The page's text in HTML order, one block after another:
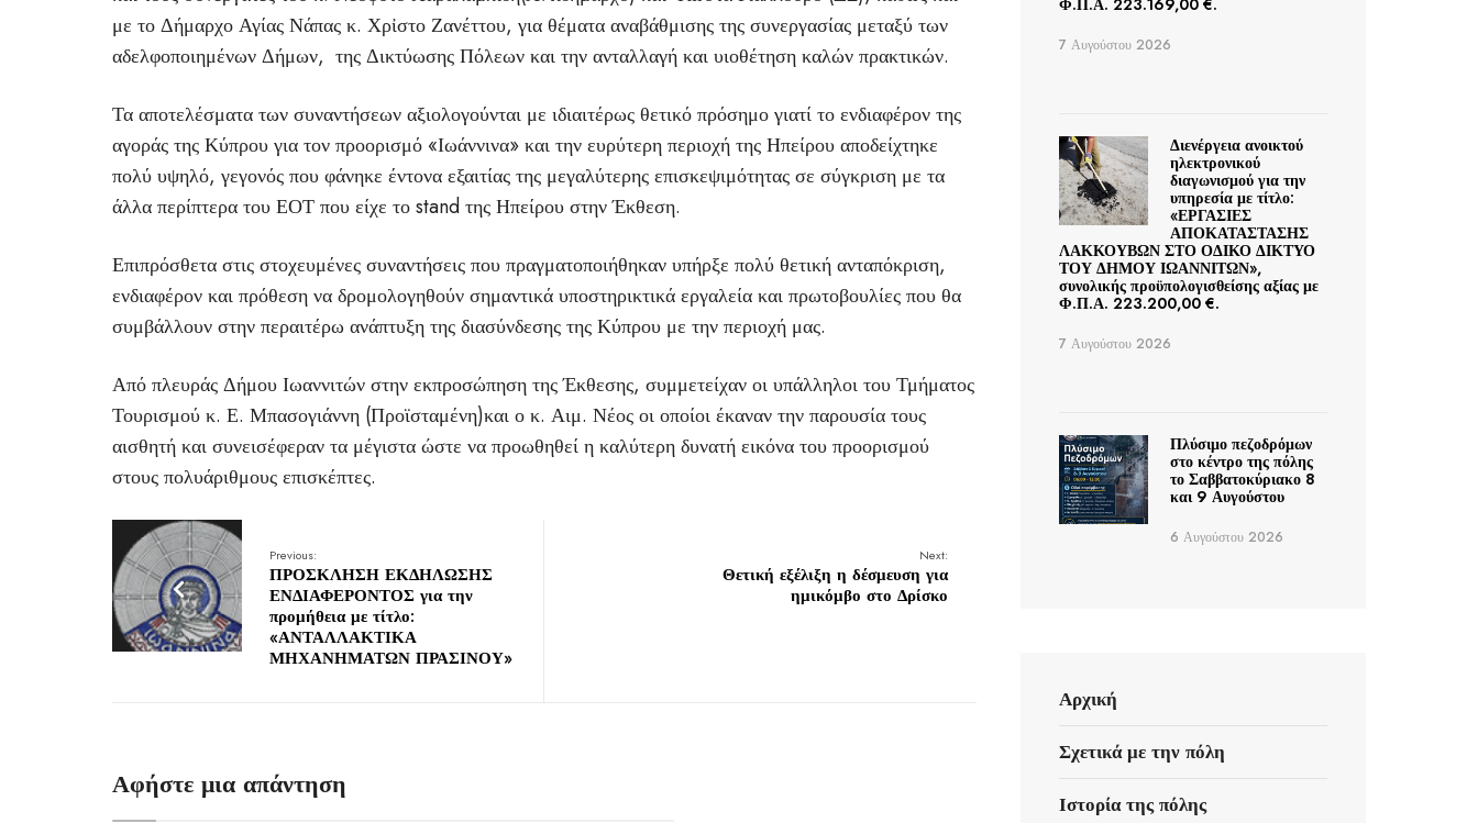
με το Δήμαρχο Αγίας Νάπας κ. Χρἰστο Ζανέττου, για θέματα αναβάθμισης της συνεργασίας μεταξύ των
αδελφοποιημένων Δήμων, της Δικτύωσης Πόλεων και την ανταλλαγή και υιοθέτηση καλών πρακτικών.
Τα αποτελέσματα των συναντήσεων αξιολογούνται με ιδιαιτέρως θετικό πρόσημο γιατί το ενδιαφέρον της
αγοράς της Κύπρου για τον προορισμό «Ιωάννινα» και την ευρύτερη περιοχή της Ηπείρου αποδείχτηκε
πολύ υψηλό, γεγονός που φάνηκε έντονα εξαιτίας της μεγαλύτερης επισκεψιμότητας σε σύγκριση με τα
άλλα περίπτερα του ΕΟΤ που είχε το stand της Ηπείρου στην Έκθεση.
Επιπρόσθετα στις στοχευμένες συναντήσεις που πραγματοποιήθηκαν υπήρξε πολύ θετική ανταπόκριση,
ενδιαφέρον και πρόθεση να δρομολογηθούν σημαντικά υποστηρικτικά εργαλεία και πρωτοβουλίες που θα
συμβάλλουν στην περαιτέρω ανάπτυξη της διασύνδεσης της Κύπρου με την περιοχή μας.
Από πλευράς Δήμου Ιωαννιτών στην εκπροσώπηση της Έκθεσης, συμμετείχαν οι υπάλληλοι του Τμήματος
Τουρισμού κ. Ε. Μπασογιάννη (Προϊσταμένη)και ο κ. Αιμ. Νέος οι οποίοι έκαναν την παρουσία τους
αισθητή και συνεισέφεραν τα μέγιστα ώστε να προωθηθεί η καλύτερη δυνατή εικόνα του προορισμού
στους πολυάριθμους επισκέπτες.
Previous:
ΠΡΟΣΚΛΗΣΗ ΕΚΔΗΛΩΣΗΣ
ΕΝΔΙΑΦΕΡΟΝΤΟΣ για την
προμήθεια με τίτλο:
«ΑΝΤΑΛΛΑΚΤΙΚΑ
ΜΗΧΑΝΗΜΑΤΩΝ ΠΡΑΣΙΝΟΥ»
Next:
Θετική εξέλιξη η δέσμευση για
ημικόμβο στο Δρίσκο
Αφήστε μια απάντηση
Φ.Π.Α. 223.169,00 €.
7 Αυγούστου 2026
Διενέργεια ανοικτού
ηλεκτρονικού
διαγωνισμού για την
υπηρεσία με τίτλο:
«ΕΡΓΑΣΙΕΣ
ΑΠΟΚΑΤΑΣΤΑΣΗΣ
ΛΑΚΚΟΥΒΩΝ ΣΤΟ ΟΔΙΚΟ ΔΙΚΤΥΟ
ΤΟΥ ΔΗΜΟΥ ΙΩΑΝΝΙΤΩΝ»,
συνολικής προϋπολογισθείσης αξίας με
Φ.Π.Α. 223.200,00 €.
7 Αυγούστου 2026
Πλύσιμο πεζοδρόμων
στο κέντρο της πόλης
το Σαββατοκύριακο 8
και 9 Αυγούστου
6 Αυγούστου 2026
Αρχική
Σχετικά με την πόλη
Ιστορία της πόλης